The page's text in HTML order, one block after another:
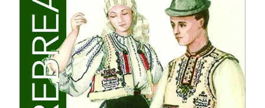
Minte Corp
New Illuminati Files
Numerologie
Paranormal
Parapsihologie
Ramtha